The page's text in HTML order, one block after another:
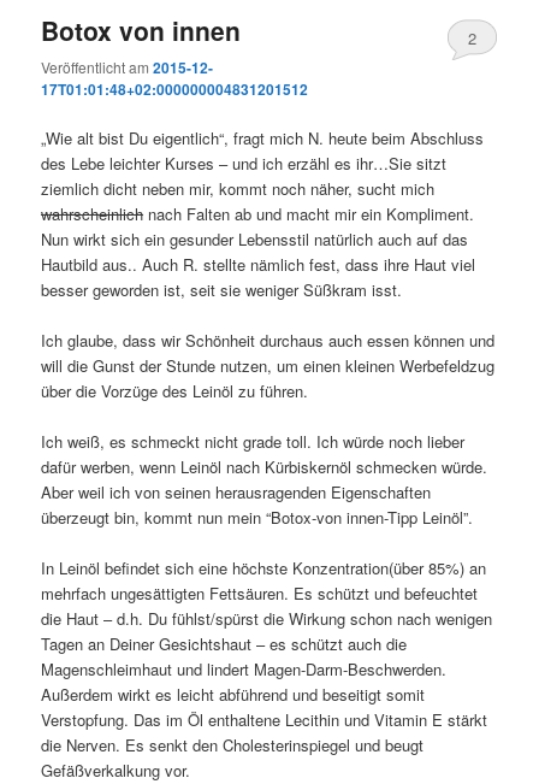
Botox von innen
Veröffentlicht am2015-12-
17T01:01:48+02:000000004831201512
2
„Wie alt bist Du eigentlich“, fragt mich N. heute beim Abschluss
des Lebe leichter Kurses – und ich erzähl es ihr…Sie sitzt
ziemlich dicht neben mir, kommt noch näher, sucht mich
wahrscheinlich nach Falten ab und macht mir ein Kompliment.
Nun wirkt sich ein gesunder Lebensstil natürlich auch auf das
Hautbild aus.. Auch R. stellte nämlich fest, dass ihre Haut viel
besser geworden ist, seit sie weniger Süßkram isst.
Ich glaube, dass wir Schönheit durchaus auch essen können und
will die Gunst der Stunde nutzen, um einen kleinen Werbefeldzug
über die Vorzüge des Leinöl zu führen.
Ich weiß, es schmeckt nicht grade toll. Ich würde noch lieber
dafür werben, wenn Leinöl nach Kürbiskernöl schmecken würde.
Aber weil ich von seinen herausragenden Eigenschaften
überzeugt bin, kommt nun mein “Botox-von innen-Tipp Leinöl”.
In Leinöl befindet sich eine höchste Konzentration(über 85%) an
mehrfach ungesättigten Fettsäuren. Es schützt und befeuchtet
die Haut – d.h. Du fühlst/spürst die Wirkung schon nach wenigen
Tagen an Deiner Gesichtshaut – es schützt auch die
Magenschleimhaut und lindert Magen-Darm-Beschwerden.
Außerdem wirkt es leicht abführend und beseitigt somit
Verstopfung. Das im Öl enthaltene Lecithin und Vitamin E stärkt
die Nerven. Es senkt den Cholesterinspiegel und beugt
Gefäßverkalkung vor.